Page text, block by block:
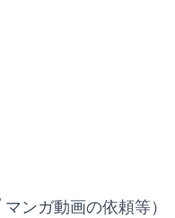
ンガ動画の依頼等）